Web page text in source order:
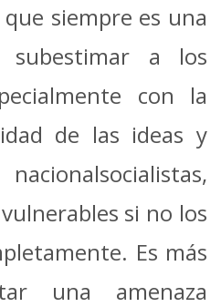
siempre es una
subestimar a los
con la
de las ideas y
si no los
Es más
una amenaza